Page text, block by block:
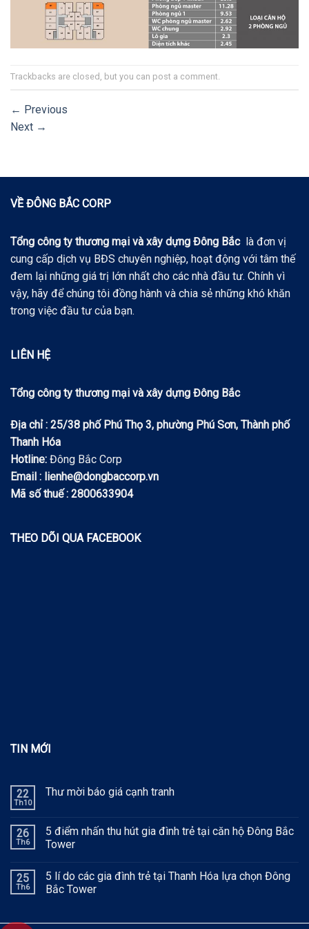
Trackbacks are closed, but you can post a comment.
← Previous
Next →
VỀ ĐÔNG BẮC CORP
Tổng công ty thương mại và xây dựng Đông Bắc là đơn vị
cung cấp dịch vụ BĐS chuyên nghiệp, hoạt động với tâm thế
đem lại những giá trị lớn nhất cho các nhà đầu tư. Chính vì
vậy, hãy để chúng tôi đồng hành và chia sẻ những khó khăn
trong việc đầu tư của bạn.
LIÊN HỆ
Tổng công ty thương mại và xây dựng Đông Bắc
Địa chỉ : 25/38 phố Phú Thọ 3, phường Phú Sơn, Thành phố
Thanh Hóa
Hotline: Đông Bắc Corp
Email : lienhe@dongbaccorp.vn
Mã số thuế : 2800633904
THEO DÕI QUA FACEBOOK
TIN MỚI
22
Th10
Thư mời báo giá cạnh tranh
26
Th6
5 điểm nhấn thu hút gia đình trẻ tại căn hộ Đông Bắc
Tower
25
Th6
5 lí do các gia đình trẻ tại Thanh Hóa lựa chọn Đông
Bắc Tower